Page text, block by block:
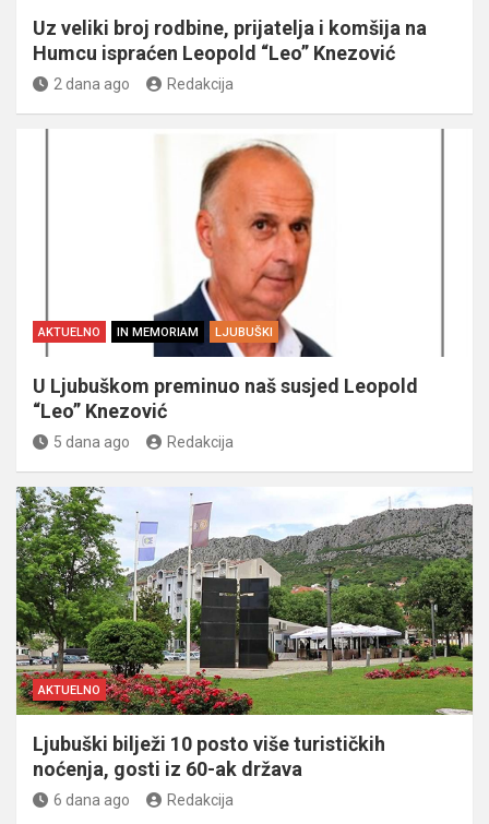
Uz veliki broj rodbine, prijatelja i komšija na
Humcu ispraćen Leopold “Leo” Knezović
2 dana ago Redakcija
AKTUELNO IN MEMORIAM LJUBUŠKI
U Ljubuškom preminuo naš susjed Leopold
“Leo” Knezović
5 dana ago Redakcija
AKTUELNO
Ljubuški bilježi 10 posto više turističkih
noćenja, gosti iz 60-ak država
6 dana ago Redakcija